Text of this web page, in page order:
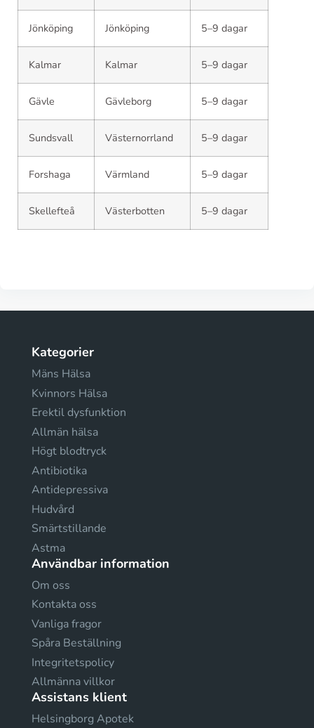
Jönköping Jönköping 5–9 dagar
Kalmar Kalmar 5–9 dagar
Gävle Gävleborg 5–9 dagar
Sundsvall Västernorrland 5–9 dagar
Forshaga Värmland 5–9 dagar
Skellefteå Västerbotten 5–9 dagar
Kategorier
Mäns Hälsa
Kvinnors Hälsa
Erektil dysfunktion
Allmän hälsa
Högt blodtryck
Antibiotika
Antidepressiva
Hudvård
Smärtstillande
Astma
Användbar information
Om oss
Kontakta oss
Vanliga fragor
Spåra Beställning
Integritetspolicy
Allmänna villkor
Assistans klient
Helsingborg Apotek